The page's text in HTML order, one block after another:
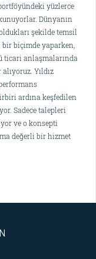
yüzlerce
Dünyanın
şekilde temsil
biçimde yaparken,
ticari anlaşmalarında
Yıldız
ardına keşfedilen
Sadece talepleri
ve o konsepti
değerli bir hizmet